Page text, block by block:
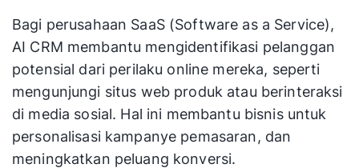
Bagi perusahaan SaaS (Software as a Service),
AI CRM membantu mengidentifikasi pelanggan
potensial dari perilaku online mereka, seperti
mengunjungi situs web produk atau berinteraksi
di media sosial. Hal ini membantu bisnis untuk
personalisasi kampanye pemasaran, dan
meningkatkan peluang konversi.